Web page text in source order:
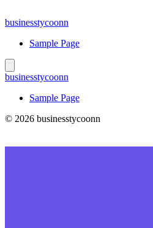
to
businesstycoonn
Sample Page
businesstycoonn
Sample Page
© 2026 businesstycoonn